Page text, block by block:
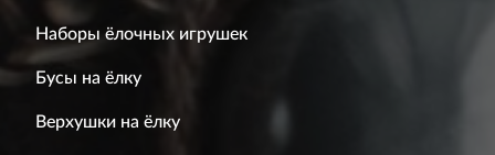
Наборы ёлочных игрушек
Бусы на ёлку
Верхушки на ёлку